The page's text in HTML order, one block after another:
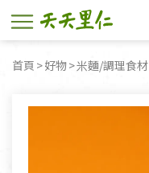
首頁 好物 米麵/調理食材